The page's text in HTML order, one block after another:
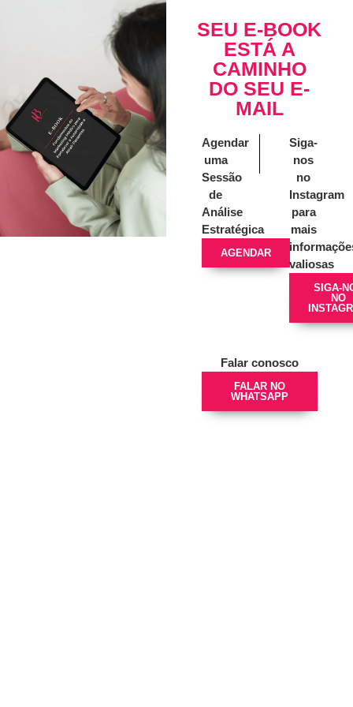
SEU E-BOOK
ESTÁ A
CAMINHO
DO SEU E-
MAIL
Agendar
uma
Sessão
de
Análise
Estratégica
AGENDAR
Siga-
nos
no
Instagram
para
mais
valiosas
SIGA-
NO
Falar conosco
FALAR NO
WHATSAPP